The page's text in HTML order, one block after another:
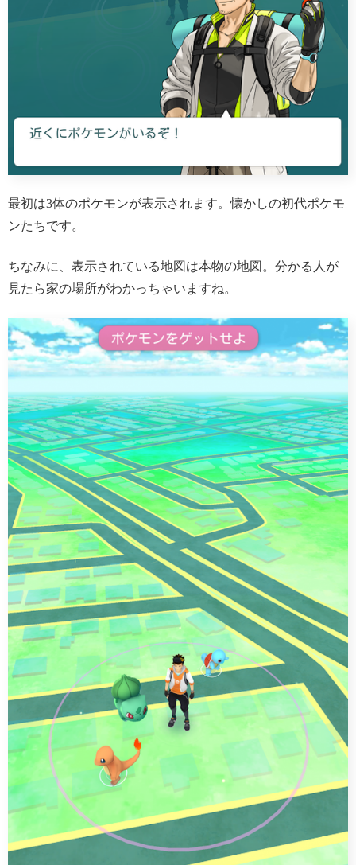
最初は3体のポケモンが表示されます。懐かしの初代ポケモ
ンたちです。
ちなみに、表示されている地図は本物の地図。分かる人が
見たら家の場所がわかっちゃいますね。